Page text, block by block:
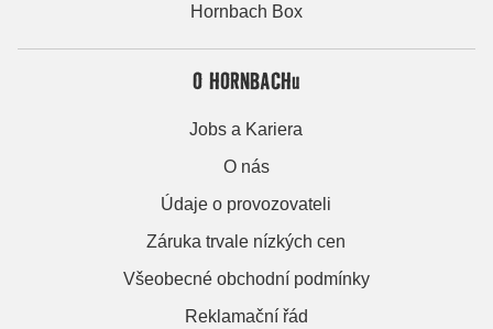
Hornbach Box
O HORNBACHu
Jobs a Kariera
O nás
Údaje o provozovateli
Záruka trvale nízkých cen
Všeobecné obchodní podmínky
Reklamační řád